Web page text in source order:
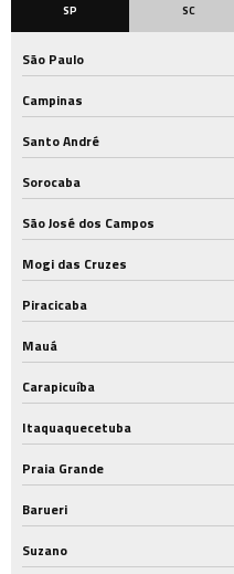
SP SC
São Paulo
Campinas
Santo André
Sorocaba
São José dos Campos
Mogi das Cruzes
Piracicaba
Mauá
Carapicuíba
Itaquaquecetuba
Praia Grande
Barueri
Suzano